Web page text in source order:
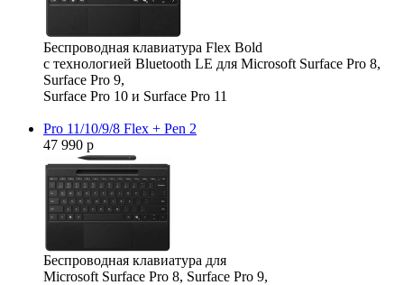
Беспроводная клавиатура Flex Bold
с технологией Bluetooth LE для Microsoft Surface Pro 8,
Surface Pro 9,
Surface Pro 10 и Surface Pro 11
Pro 11/10/9/8 Flex + Pen 2
47 990 р
Беспроводная клавиатура для
Microsoft Surface Pro 8, Surface Pro 9,